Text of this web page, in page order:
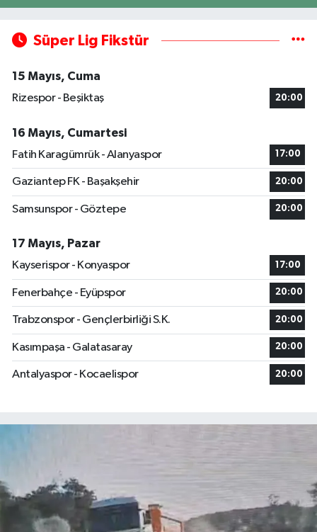
Süper Lig Fikstür
15 Mayıs, Cuma
Rizespor - Beşiktaş
20:00
16 Mayıs, Cumartesi
Fatih Karagümrük - Alanyaspor
17:00
Gaziantep FK - Başakşehir 20:00
Samsunspor - Göztepe 20:00
17 Mayıs, Pazar
Kayserispor - Konyaspor
17:00
Fenerbahçe - Eyüpspor 20:00
Trabzonspor - Gençlerbirliği S.K. 20:00
Kasımpaşa - Galatasaray 20:00
Antalyaspor - Kocaelispor 20:00